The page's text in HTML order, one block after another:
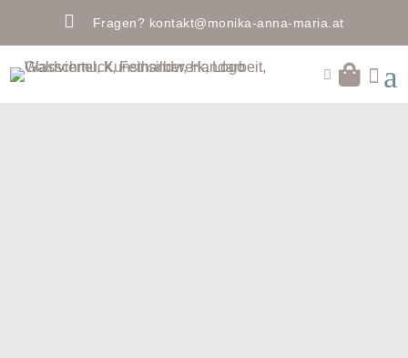
 Fragen? kontakt@monika-anna-maria.at
  a